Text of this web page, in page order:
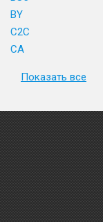
BY
C2C
CA
Показать все